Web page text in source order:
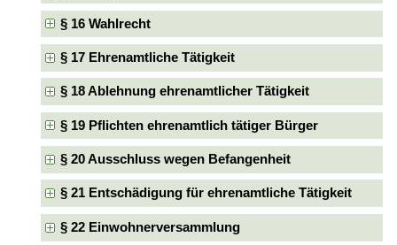
§ 16 Wahlrecht
§ 17 Ehrenamtliche Tätigkeit
§ 18 Ablehnung ehrenamtlicher Tätigkeit
§ 19 Pflichten ehrenamtlich tätiger Bürger
§ 20 Ausschluss wegen Befangenheit
§ 21 Entschädigung für ehrenamtliche Tätigkeit
§ 22 Einwohnerversammlung